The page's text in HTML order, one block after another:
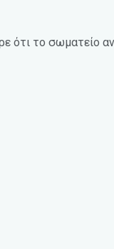
ότι το σωματείο